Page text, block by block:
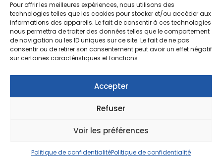
Pour offrir les meilleures expériences, nous utilisons des
technologies telles que les cookies pour stocker et/ou accéder aux
informations des appareils. Le fait de consentir à ces technologies
nous permettra de traiter des données telles que le comportement
de navigation ou les ID uniques sur ce site. Le fait de ne pas
consentir ou de retirer son consentement peut avoir un effet négatif
sur certaines caractéristiques et fonctions.
Accepter
Refuser
Voir les préférences
Politique de confidentialitéPolitique de confidentialité
Nouvelles collections, vie de l’équipe ou
inspirations : soyez informés de nos dernières
actualités.
© Copyright Fonction Meuble